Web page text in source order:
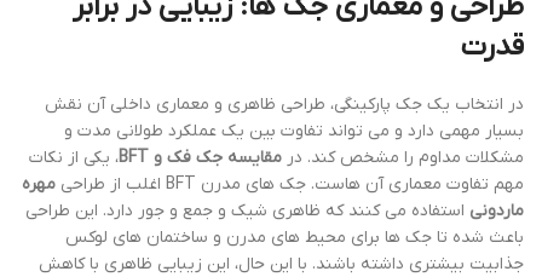
قدرت
در انتخاب یک جک پارکینگی، طراحی ظاهری و معماری داخلی آن نقش
بسیار مهمی دارد و می تواند تفاوت بین یک عملکرد طولانی مدت و
مشکلات مداوم را مشخص کند. در مقایسه جک فک و BFT
، یکی از نکات
مهم تفاوت معماری آن هاست. جک های مدرن BFT اغلب از طراحی
مهره
ماردونی استفاده می کنند که ظاهری شیک و جمع و جور دارد. این طراحی
باعث شده تا جک ها برای محیط های مدرن و ساختمان های لوکس
جذابیت بیشتری داشته باشند. با این حال، این زیبایی ظاهری با کاهش